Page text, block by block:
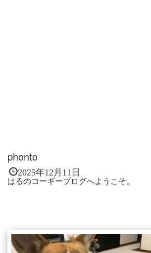
phonto
2025年12月11日
はるのコーギーブログへようこそ。